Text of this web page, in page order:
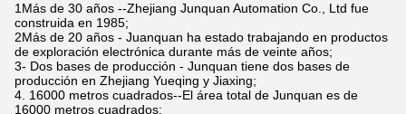
1Más de 30 años --Zhejiang Junquan Automation Co., Ltd fue
construida en 1985;
2Más de 20 años - Juanquan ha estado trabajando en productos
de exploración electrónica durante más de veinte años;
3- Dos bases de producción - Junquan tiene dos bases de
producción en Zhejiang Yueqing y Jiaxing;
4. 16000 metros cuadrados--El área total de Junquan es de
16000 metros cuadrados;